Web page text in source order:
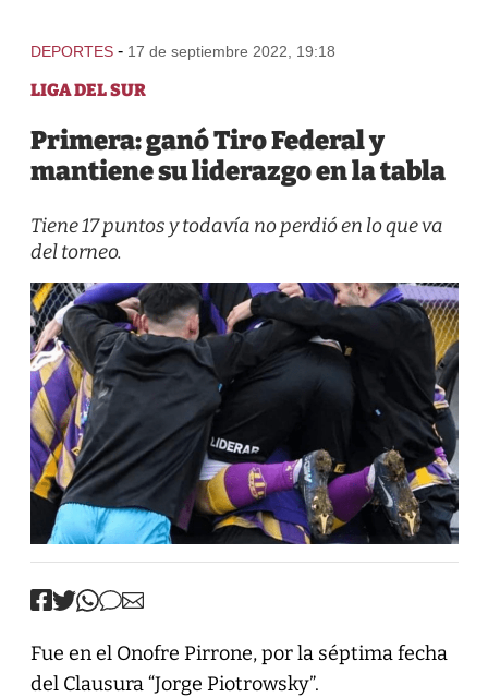
DEPORTES - 17 de septiembre 2022, 19:18
LIGA DEL SUR
Primera: ganó Tiro Federal y
mantiene su liderazgo en la tabla
Tiene 17 puntos y todavía no perdió en lo que va
del torneo.
Fue en el Onofre Pirrone, por la séptima fecha
del Clausura “Jorge Piotrowsky”.